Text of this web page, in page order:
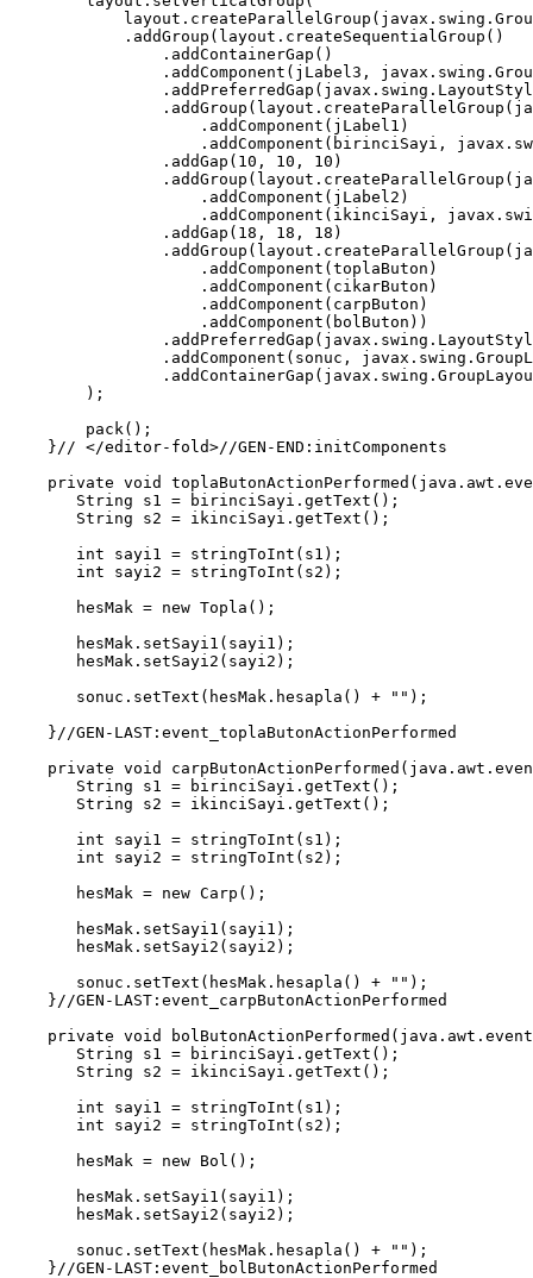
            .addGroup(layout.createSequentialGroup()
                .addContainerGap()
.addComponent(jLabel3,
                    .addComponent(jLabel1)
.addComponent(birinciSayi,
                .addGap(10, 10, 10)
                    .addComponent(jLabel2)
.addComponent(ikinciSayi,
                .addGap(18, 18, 18)
                    .addComponent(toplaButon)
                    .addComponent(cikarButon)
                    .addComponent(carpButon)
                    .addComponent(bolButon))
.addComponent(sonuc,
        );
        pack();
    }// </editor-fold>//GEN-END:initComponents
private void
       String s1 = birinciSayi.getText();
       String s2 = ikinciSayi.getText();
       int sayi1 = stringToInt(s1);
       int sayi2 = stringToInt(s2);
       hesMak = new Topla();
       hesMak.setSayi1(sayi1);
       hesMak.setSayi2(sayi2);
       sonuc.setText(hesMak.hesapla() + "");
    }//GEN-LAST:event_toplaButonActionPerformed
private void
       String s1 = birinciSayi.getText();
       String s2 = ikinciSayi.getText();
       int sayi1 = stringToInt(s1);
       int sayi2 = stringToInt(s2);
       hesMak = new Carp();
       hesMak.setSayi1(sayi1);
       hesMak.setSayi2(sayi2);
       sonuc.setText(hesMak.hesapla() + "");
    }//GEN-LAST:event_carpButonActionPerformed
private void
       String s1 = birinciSayi.getText();
       String s2 = ikinciSayi.getText();
       int sayi1 = stringToInt(s1);
       int sayi2 = stringToInt(s2);
       hesMak = new Bol();
       hesMak.setSayi1(sayi1);
       hesMak.setSayi2(sayi2);
       sonuc.setText(hesMak.hesapla() + "");
    }//GEN-LAST:event_bolButonActionPerformed